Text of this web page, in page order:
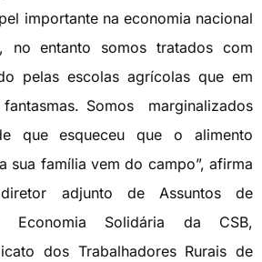
importante na economia nacional
no entanto somos tratados com
pelas escolas agrícolas que em
Somos marginalizados
que esqueceu que o alimento
sua família vem do campo”, afirma
adjunto de Assuntos de
Economia Solidária da CSB,
dos Trabalhadores Rurais de